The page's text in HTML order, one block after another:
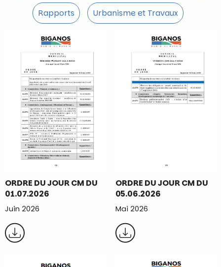
Rapports Urbanisme et Travaux
ORDRE DU JOUR CM DU
01.07.2026
Juin 2026
ORDRE DU JOUR CM DU
05.06.2026
Mai 2026